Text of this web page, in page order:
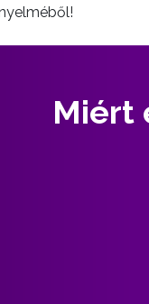
Miért